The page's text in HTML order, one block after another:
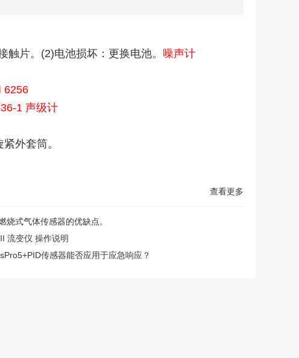
片。(2)电池损坏：更换电池。 噪声计
6256
1 声级计
外套筒。
查看更多
烧式气体传感器的优缺点。
流变仪 操作说明
传感器能否应用于应急响应？